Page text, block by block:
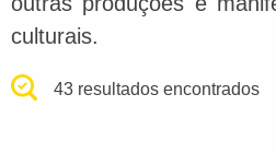
culturais.
43 resultados encontrados